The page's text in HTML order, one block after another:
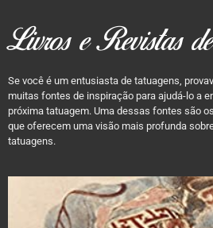
Livros e Revistas
Se você é um entusiasta de tatuagens,
muitas fontes de inspiração para ajudá-lo a
próxima tatuagem. Uma dessas fontes são
que oferecem uma visão mais profunda
tatuagens.